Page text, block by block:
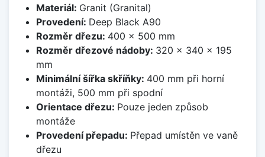
Materiál: Granit (Granital)
Provedení: Deep Black A90
Rozměr dřezu: 400 x 500 mm
Rozměr dřezové nádoby: 320 x 340 x 195
mm
Minimální šířka skříňky: 400 mm při horní
montáži, 500 mm při spodní
Orientace dřezu: Pouze jeden způsob
montáže
Provedení přepadu: Přepad umístěn ve vaně
dřezu